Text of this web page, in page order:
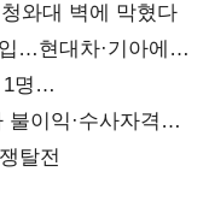
와대 벽에 막혔다
…현대차·기아에
명
이익·수사자격
탈전